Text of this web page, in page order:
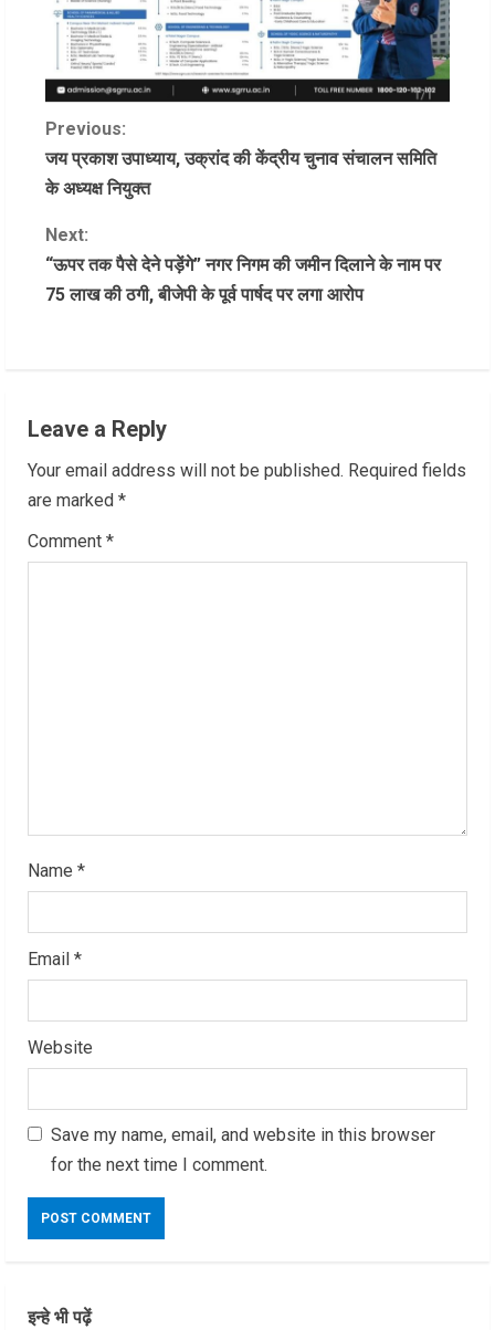
C
o
n
t
u
e
R
e
Previous:
जय प्रकाश उपाध्याय, उक्रांद की केंद्रीय चुनाव संचालन समिति
के अध्यक्ष नियुक्त
Next:
“ऊपर तक पैसे देने पड़ेंगे” नगर निगम की जमीन दिलाने के नाम पर
75 लाख की ठगी, बीजेपी के पूर्व पार्षद पर लगा आरोप
Leave a Reply
Your email address will not be published. Required fields
are marked *
Comment *
Name *
Email *
Website
Save my name, email, and website in this browser
for the next time I comment.
इन्हे भी पढ़ें